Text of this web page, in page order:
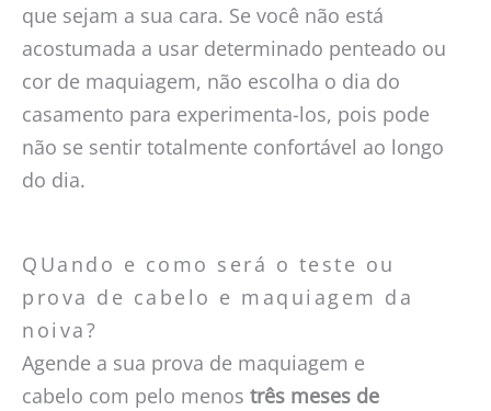
que sejam a sua cara. Se você não está
acostumada a usar determinado penteado ou
cor de maquiagem, não escolha o dia do
casamento para experimenta-los, pois pode
não se sentir totalmente confortável ao longo
do dia.
QUando e como será o teste ou
prova de cabelo e maquiagem da
noiva?
Agende a sua prova de maquiagem e
cabelo com pelo menos três meses de